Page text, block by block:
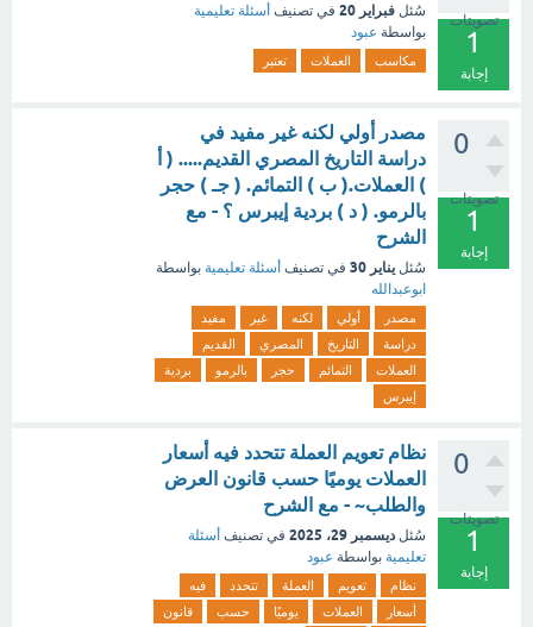
تصويتات
1
إجابة
سُئل فبراير 20 في تصنيف أسئلة تعليمية
بواسطة عبود
مكاسب العملات تعتبر
0
تصويتات
1
إجابة
مصدر أولي لكنه غير مفيد في
دراسة التاريخ المصري القديم..... ( أ
) العملات.( ب ) التمائم. ( جـ ) حجر
بالرمو. ( د ) بردية إيبرس ؟ - مع
الشرح
سُئل يناير 30 في تصنيف أسئلة تعليمية بواسطة
ابوعبدالله
مصدر أولي لكنه غير
مفيد
دراسة
التاريخ المصري
القديم
العملات
التمائم حجر بالرمو
بردية
إيبرس
0
تصويتات
1
إجابة
نظام تعويم العملة تتحدد فيه أسعار
العملات يوميًا حسب قانون العرض
والطلب~ - مع الشرح
سُئل ديسمبر 29، 2025 في تصنيف أسئلة
تعليمية بواسطة عبود
نظام تعويم العملة تتحدد
فيه
أسعار
العملات يوميًا حسب قانون